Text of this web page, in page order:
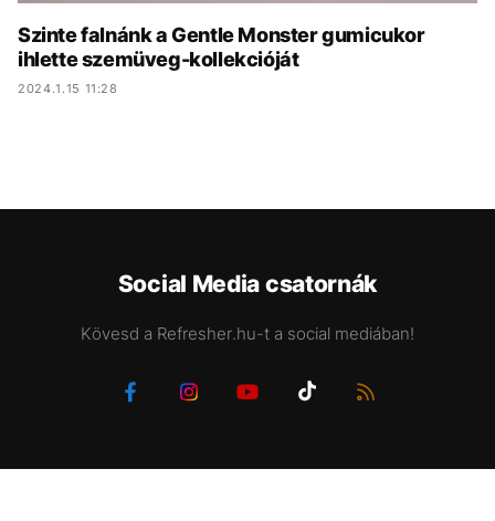
Szinte falnánk a Gentle Monster gumicukor
ihlette szemüveg-kollekcióját
2024.1.15 11:28
Social Media csatornák
Kövesd a Refresher.hu-t a social mediában!